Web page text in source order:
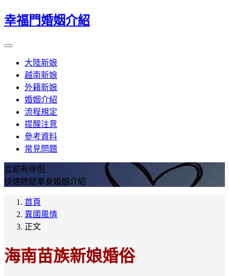
幸福門婚姻介紹
大陸新娘
越南新娘
外籍新娘
婚姻介紹
流程規定
提醒注意
參考資料
常見問題
立即有伴侶
快速終結單身婚姻介紹
首頁
異國風情
正文
海南苗族新娘婚俗